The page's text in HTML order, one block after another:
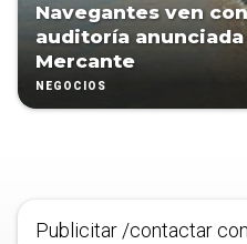
Navegantes ven
auditoría
Mercante
NEGOCIOS
Publicitar /contactar